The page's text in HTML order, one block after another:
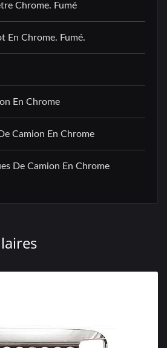
Chrome. Fumé
En Chrome. Fumé.
En Chrome
Camion En Chrome
De Camion En Chrome